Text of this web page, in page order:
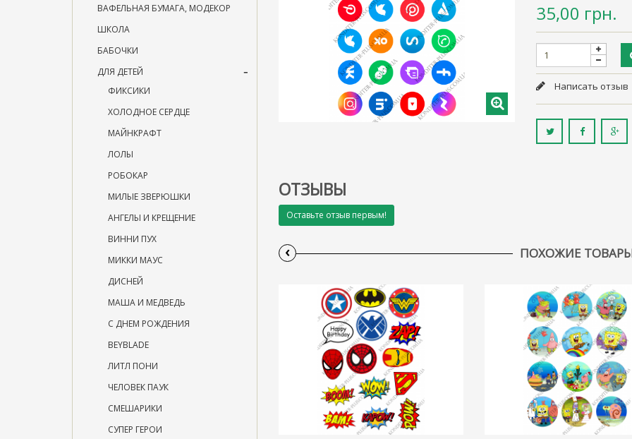
ВАФЕЛЬНАЯ БУМАГА, МОДЕКОР
ШКОЛА
БАБОЧКИ
ДЛЯ ДЕТЕЙ
ФИКСИКИ
ХОЛОДНОЕ СЕРДЦЕ
МАЙНКРАФТ
ЛОЛЫ
РОБОКАР
МИЛЫЕ ЗВЕРЮШКИ
АНГЕЛЫ И КРЕЩЕНИЕ
ВИННИ ПУХ
МИККИ МАУС
ДИСНЕЙ
МАША И МЕДВЕДЬ
С ДНЕМ РОЖДЕНИЯ
BEYBLADE
ЛИТЛ ПОНИ
ЧЕЛОВЕК ПАУК
СМЕШАРИКИ
СУПЕР ГЕРОИ
35,00 грн.
Написать отзыв
ОТЗЫВЫ
Оставьте отзыв первым!
ПОХОЖИЕ
‹